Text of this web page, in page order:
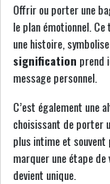
Offrir ou porter une
le plan émotionnel.
une histoire,
signification prend
message personnel.
C’est également une
choisissant de porter
plus intime et souvent
marquer une étape
devient unique.